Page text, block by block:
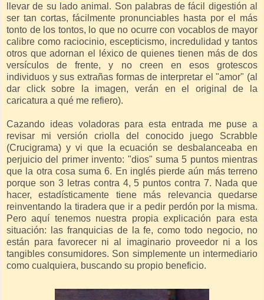
llevar de su lado animal. Son palabras de fácil digestión al
ser tan cortas, fácilmente pronunciables hasta por el más
tonto de los tontos, lo que no ocurre con vocablos de mayor
calibre como raciocinio, escepticismo, incredulidad y tantos
otros que adornan el léxico de quienes tienen más de dos
versículos de frente, y no creen en esos grotescos
individuos y sus extrañas formas de interpretar el "amor" (al
dar click sobre la imagen, verán en el original de la
caricatura a qué me refiero).
Cazando ideas voladoras para esta entrada me puse a
revisar mi versión criolla del conocido juego Scrabble
(Crucigrama) y vi que la ecuación se desbalanceaba en
perjuicio del primer invento: "dios" suma 5 puntos mientras
que la otra cosa suma 6. En inglés pierde aún más terreno
porque son 3 letras contra 4, 5 puntos contra 7. Nada que
hacer, estadísticamente tiene más relevancia quedarse
reinventando la tiradera que ir a pedir perdón por la misma.
Pero aquí tenemos nuestra propia explicación para esta
situación: las franquicias de la fe, como todo negocio, no
están para favorecer ni al imaginario proveedor ni a los
tangibles consumidores. Son simplemente un intermediario
como cualquiera, buscando su propio beneficio.